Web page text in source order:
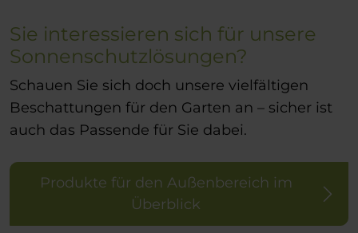
Sie interessieren sich für unsere
Sonnenschutzlösungen?
Schauen Sie sich doch unsere vielfältigen
Beschattungen für den Garten an – sicher ist
auch das Passende für Sie dabei.
Produkte für den Außenbereich im
Überblick